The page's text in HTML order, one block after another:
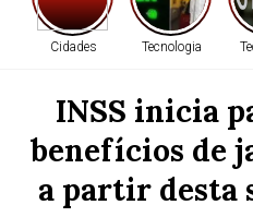
Cidades Tecnologia
INSS inicia
benefícios de
a partir desta